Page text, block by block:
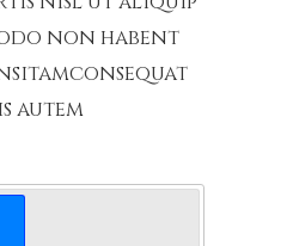
non habent
autem